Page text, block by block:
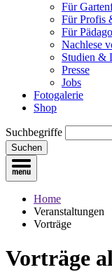
Für
Für Profis
Für
Nachlese
Studien &
Presse
Jobs
Fotogalerie
Shop
Suchbegriffe
Suchen
Home
Veranstaltungen
Vorträge
Vorträge